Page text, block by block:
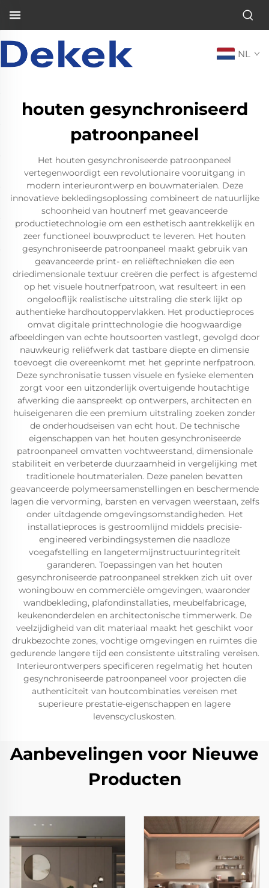
NL
houten gesynchroniseerd
patroonpaneel
Het houten gesynchroniseerde patroonpaneel
vertegenwoordigt een revolutionaire vooruitgang in
modern interieurontwerp en bouwmaterialen. Deze
innovatieve bekledingsoplossing combineert de natuurlijke
schoonheid van houtnerf met geavanceerde
productietechnologie om een esthetisch aantrekkelijk en
zeer functioneel bouwproduct te leveren. Het houten
gesynchroniseerde patroonpaneel maakt gebruik van
geavanceerde print- en reliëftechnieken die een
driedimensionale textuur creëren die perfect is afgestemd
op het visuele houtnerfpatroon, wat resulteert in een
ongelooflijk realistische uitstraling die sterk lijkt op
authentieke hardhoutoppervlakken. Het productieproces
omvat digitale printtechnologie die hoogwaardige
afbeeldingen van echte houtsoorten vastlegt, gevolgd door
nauwkeurig reliëfwerk dat tastbare diepte en dimensie
toevoegt die overeenkomt met het geprinte nerfpatroon.
Deze synchronisatie tussen visuele en fysieke elementen
zorgt voor een uitzonderlijk overtuigende houtachtige
afwerking die aanspreekt op ontwerpers, architecten en
huiseigenaren die een premium uitstraling zoeken zonder
de onderhoudseisen van echt hout. De technische
eigenschappen van het houten gesynchroniseerde
patroonpaneel omvatten vochtweerstand, dimensionale
stabiliteit en verbeterde duurzaamheid in vergelijking met
traditionele houtmaterialen. Deze panelen bevatten
geavanceerde polymeersamenstellingen en beschermende
lagen die vervorming, barsten en vervagen weerstaan, zelfs
onder uitdagende omgevingsomstandigheden. Het
installatieproces is gestroomlijnd middels precisie-
engineered verbindingsystemen die naadloze
voegafstelling en langetermijnstructuurintegriteit
garanderen. Toepassingen van het houten
gesynchroniseerde patroonpaneel strekken zich uit over
woningbouw en commerciële omgevingen, waaronder
wandbekleding, plafondinstallaties, meubelfabricage,
keukenonderdelen en architectonische timmerwerk. De
veelzijdigheid van dit materiaal maakt het geschikt voor
drukbezochte zones, vochtige omgevingen en ruimtes die
gedurende langere tijd een consistente uitstraling vereisen.
Interieurontwerpers specificeren regelmatig het houten
gesynchroniseerde patroonpaneel voor projecten die
authenticiteit van houtcombinaties vereisen met
superieure prestatie-eigenschappen en lagere
levenscycluskosten.
Aanbevelingen voor Nieuwe
Producten